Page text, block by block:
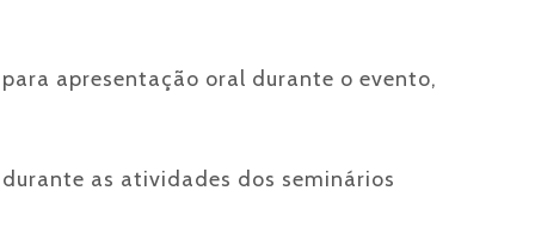
apresentação oral durante o evento,
as atividades dos seminários